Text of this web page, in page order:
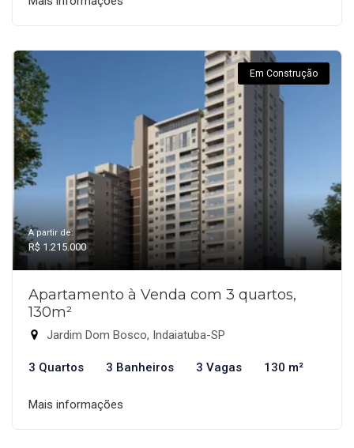
Em Construção
A partir de:
R$ 1.215.000
Apartamento à Venda com 3 quartos,
130m²
Jardim Dom Bosco, Indaiatuba-SP
3 Quartos 3 Banheiros 3 Vagas 130 m²
Mais informações